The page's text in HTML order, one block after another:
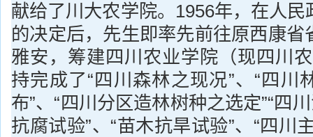
献给了川大农学院。1956年，在人
的决定后，先生即率先前往原西康省
雅安，筹建四川农业学院（现四川
持完成了“四川森林之现况”、“四川
布”、“四川分区造林树种之选定”“四
抗腐试验”、“苗木抗旱试验”、“四川